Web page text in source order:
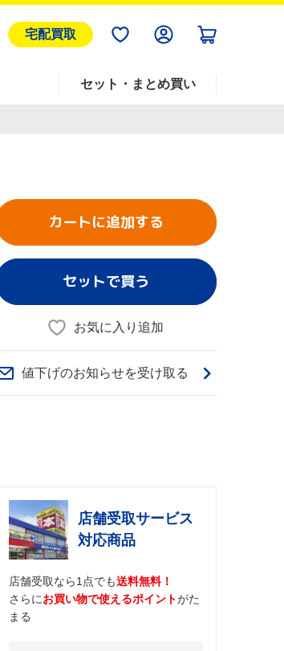
宅配買取
セット・まとめ買い
カートに追加する
セットで買う
お気に入り追加
値下げのお知らせを受け取る
店舗受取サービス
対応商品
店舗受取なら1点でも送料無料！
さらにお買い物で使えるポイントがた
まる